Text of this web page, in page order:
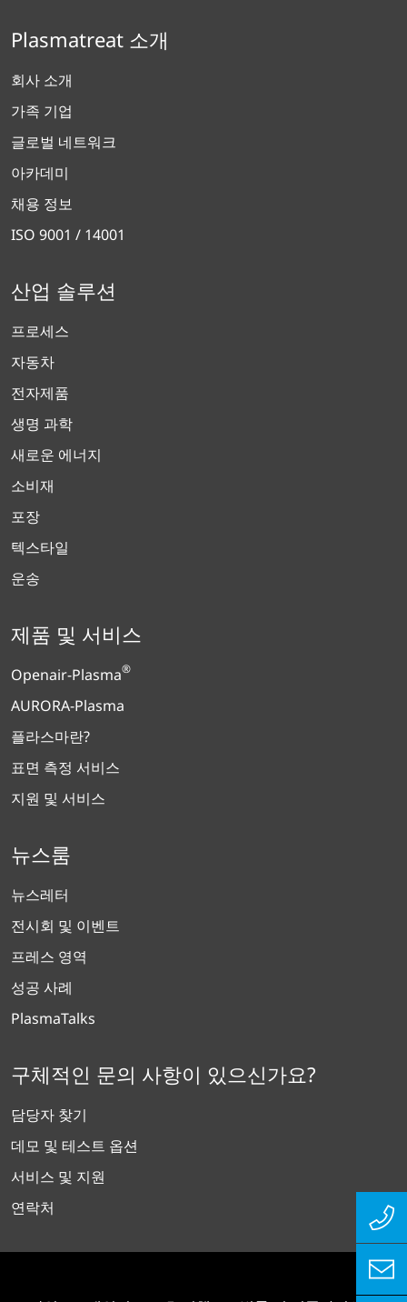
Plasmatreat 소개
회사 소개
가족 기업
글로벌 네트워크
아카데미
채용 정보
ISO 9001 / 14001
산업 솔루션
프로세스
자동차
전자제품
생명 과학
새로운 에너지
소비재
포장
텍스타일
운송
제품 및 서비스
Openair-Plasma®
AURORA-Plasma
플라스마란?
표면 측정 서비스
지원 및 서비스
뉴스룸
뉴스레터
전시회 및 이벤트
프레스 영역
성공 사례
PlasmaTalks
구체적인 문의 사항이 있으신가요?
담당자 찾기
데모 및 테스트 옵션
서비스 및 지원
연락처